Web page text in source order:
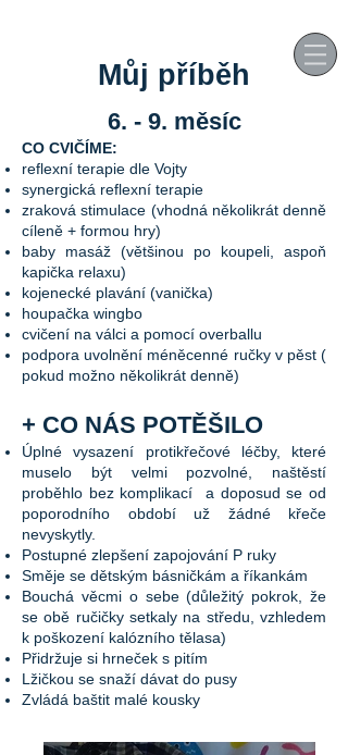
Můj příběh
6. - 9. měsíc
CO CVIČÍME:
reflexní terapie dle Vojty
synergická reflexní terapie
zraková stimulace (vhodná několikrát denně
cíleně + formou hry)
baby masáž (většinou po koupeli, aspoň
kapička relaxu)
kojenecké plavání (vanička)
houpačka wingbo
cvičení na válci a pomocí overballu
podpora uvolnění méněcenné ručky v pěst (
pokud možno několikrát denně)
+ CO NÁS POTĚŠILO
Úplné vysazení protikřečové léčby, které
muselo být velmi pozvolné, naštěstí
proběhlo bez komplikací a doposud se od
poporodního období už žádné křeče
nevyskytly.
Postupné zlepšení zapojování P ruky
Směje se dětským básničkám a říkankám
Bouchá věcmi o sebe (důležitý pokrok, že
se obě ručičky setkaly na středu, vzhledem
k poškození kalózního tělasa)
Přidržuje si hrneček s pitím
Lžičkou se snaží dávat do pusy
Zvládá baštit malé kousky